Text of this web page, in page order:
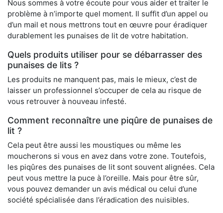
Nous sommes à votre écoute pour vous aider et traiter le
problème à n’importe quel moment. Il suffit d’un appel ou
d’un mail et nous mettrons tout en œuvre pour éradiquer
durablement les punaises de lit de votre habitation.
Quels produits utiliser pour se débarrasser des
punaises de lits ?
Les produits ne manquent pas, mais le mieux, c’est de
laisser un professionnel s’occuper de cela au risque de
vous retrouver à nouveau infesté.
Comment reconnaître une piqûre de punaises de
lit ?
Cela peut être aussi les moustiques ou même les
moucherons si vous en avez dans votre zone. Toutefois,
les piqûres des punaises de lit sont souvent alignées. Cela
peut vous mettre la puce à l’oreille. Mais pour être sûr,
vous pouvez demander un avis médical ou celui d’une
société spécialisée dans l’éradication des nuisibles.